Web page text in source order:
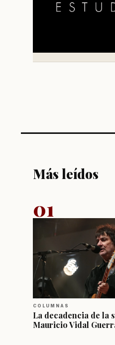
Más leídos
01
COLUMNAS
La decadencia de la
Mauricio Vidal